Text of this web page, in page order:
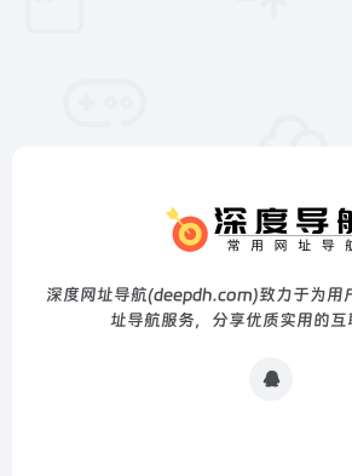
深度网址导航(deepdh.com)致力于为用
址导航服务，分享优质实用的互